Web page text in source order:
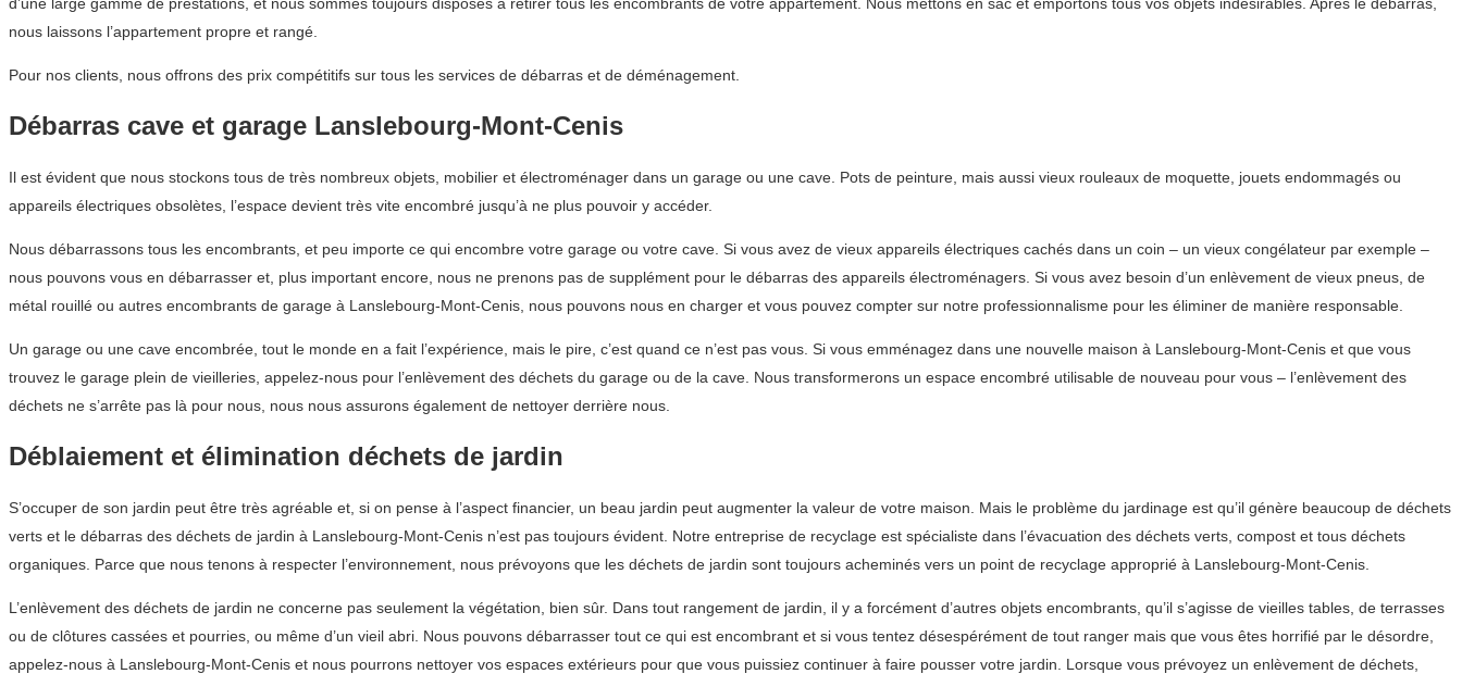
d’une large gamme de prestations, et nous sommes toujours disposés à retirer tous les encombrants de votre appartement. Nous mettons en sac et emportons tous vos objets indésirables. Après le débarras,
nous laissons l’appartement propre et rangé.
Pour nos clients, nous offrons des prix compétitifs sur tous les services de débarras et de déménagement.
Débarras cave et garage Lanslebourg-Mont-Cenis
Il est évident que nous stockons tous de très nombreux objets, mobilier et électroménager dans un garage ou une cave. Pots de peinture, mais aussi vieux rouleaux de moquette, jouets endommagés ou
appareils électriques obsolètes, l’espace devient très vite encombré jusqu’à ne plus pouvoir y accéder.
Nous débarrassons tous les encombrants, et peu importe ce qui encombre votre garage ou votre cave. Si vous avez de vieux appareils électriques cachés dans un coin – un vieux congélateur par exemple –
nous pouvons vous en débarrasser et, plus important encore, nous ne prenons pas de supplément pour le débarras des appareils électroménagers. Si vous avez besoin d’un enlèvement de vieux pneus, de
métal rouillé ou autres encombrants de garage à Lanslebourg-Mont-Cenis, nous pouvons nous en charger et vous pouvez compter sur notre professionnalisme pour les éliminer de manière responsable.
Un garage ou une cave encombrée, tout le monde en a fait l’expérience, mais le pire, c’est quand ce n’est pas vous. Si vous emménagez dans une nouvelle maison à Lanslebourg-Mont-Cenis et que vous
trouvez le garage plein de vieilleries, appelez-nous pour l’enlèvement des déchets du garage ou de la cave. Nous transformerons un espace encombré utilisable de nouveau pour vous – l’enlèvement des
déchets ne s’arrête pas là pour nous, nous nous assurons également de nettoyer derrière nous.
Déblaiement et élimination déchets de jardin
S’occuper de son jardin peut être très agréable et, si on pense à l’aspect financier, un beau jardin peut augmenter la valeur de votre maison. Mais le problème du jardinage est qu’il génère beaucoup de déchets
verts et le débarras des déchets de jardin à Lanslebourg-Mont-Cenis n’est pas toujours évident. Notre entreprise de recyclage est spécialiste dans l’évacuation des déchets verts, compost et tous déchets
organiques. Parce que nous tenons à respecter l’environnement, nous prévoyons que les déchets de jardin sont toujours acheminés vers un point de recyclage approprié à Lanslebourg-Mont-Cenis.
L’enlèvement des déchets de jardin ne concerne pas seulement la végétation, bien sûr. Dans tout rangement de jardin, il y a forcément d’autres objets encombrants, qu’il s’agisse de vieilles tables, de terrasses
ou de clôtures cassées et pourries, ou même d’un vieil abri. Nous pouvons débarrasser tout ce qui est encombrant et si vous tentez désespérément de tout ranger mais que vous êtes horrifié par le désordre,
appelez-nous à Lanslebourg-Mont-Cenis et nous pourrons nettoyer vos espaces extérieurs pour que vous puissiez continuer à faire pousser votre jardin. Lorsque vous prévoyez un enlèvement de déchets,